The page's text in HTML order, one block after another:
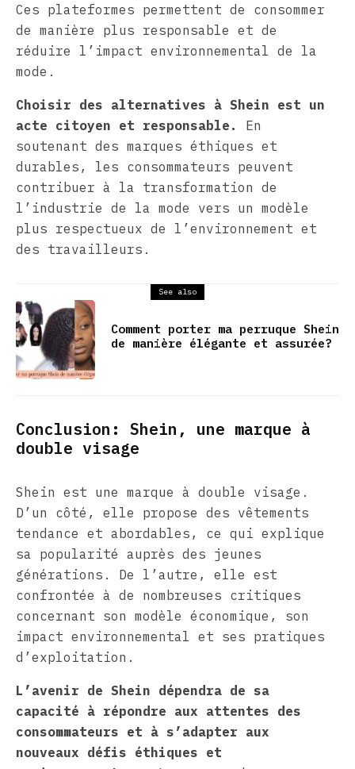
Ces plateformes permettent de consommer
de manière plus responsable et de
réduire l’impact environnemental de la
mode.
Choisir des alternatives à Shein est un
acte citoyen et responsable.
En
soutenant des marques éthiques et
durables, les consommateurs peuvent
contribuer à la transformation de
l’industrie de la mode vers un modèle
plus respectueux de l’environnement et
des travailleurs.
See also
Comment porter ma perruque Shein
de manière élégante et assurée?
Conclusion: Shein, une marque à
double visage
Shein est une marque à double visage.
D’un côté, elle propose des vêtements
tendance et abordables, ce qui explique
sa popularité auprès des jeunes
générations. De l’autre, elle est
confrontée à de nombreuses critiques
concernant son modèle économique, son
impact environnemental et ses pratiques
d’exploitation.
L’avenir de Shein dépendra de sa
capacité à répondre aux attentes des
consommateurs et à s’adapter aux
nouveaux défis éthiques et